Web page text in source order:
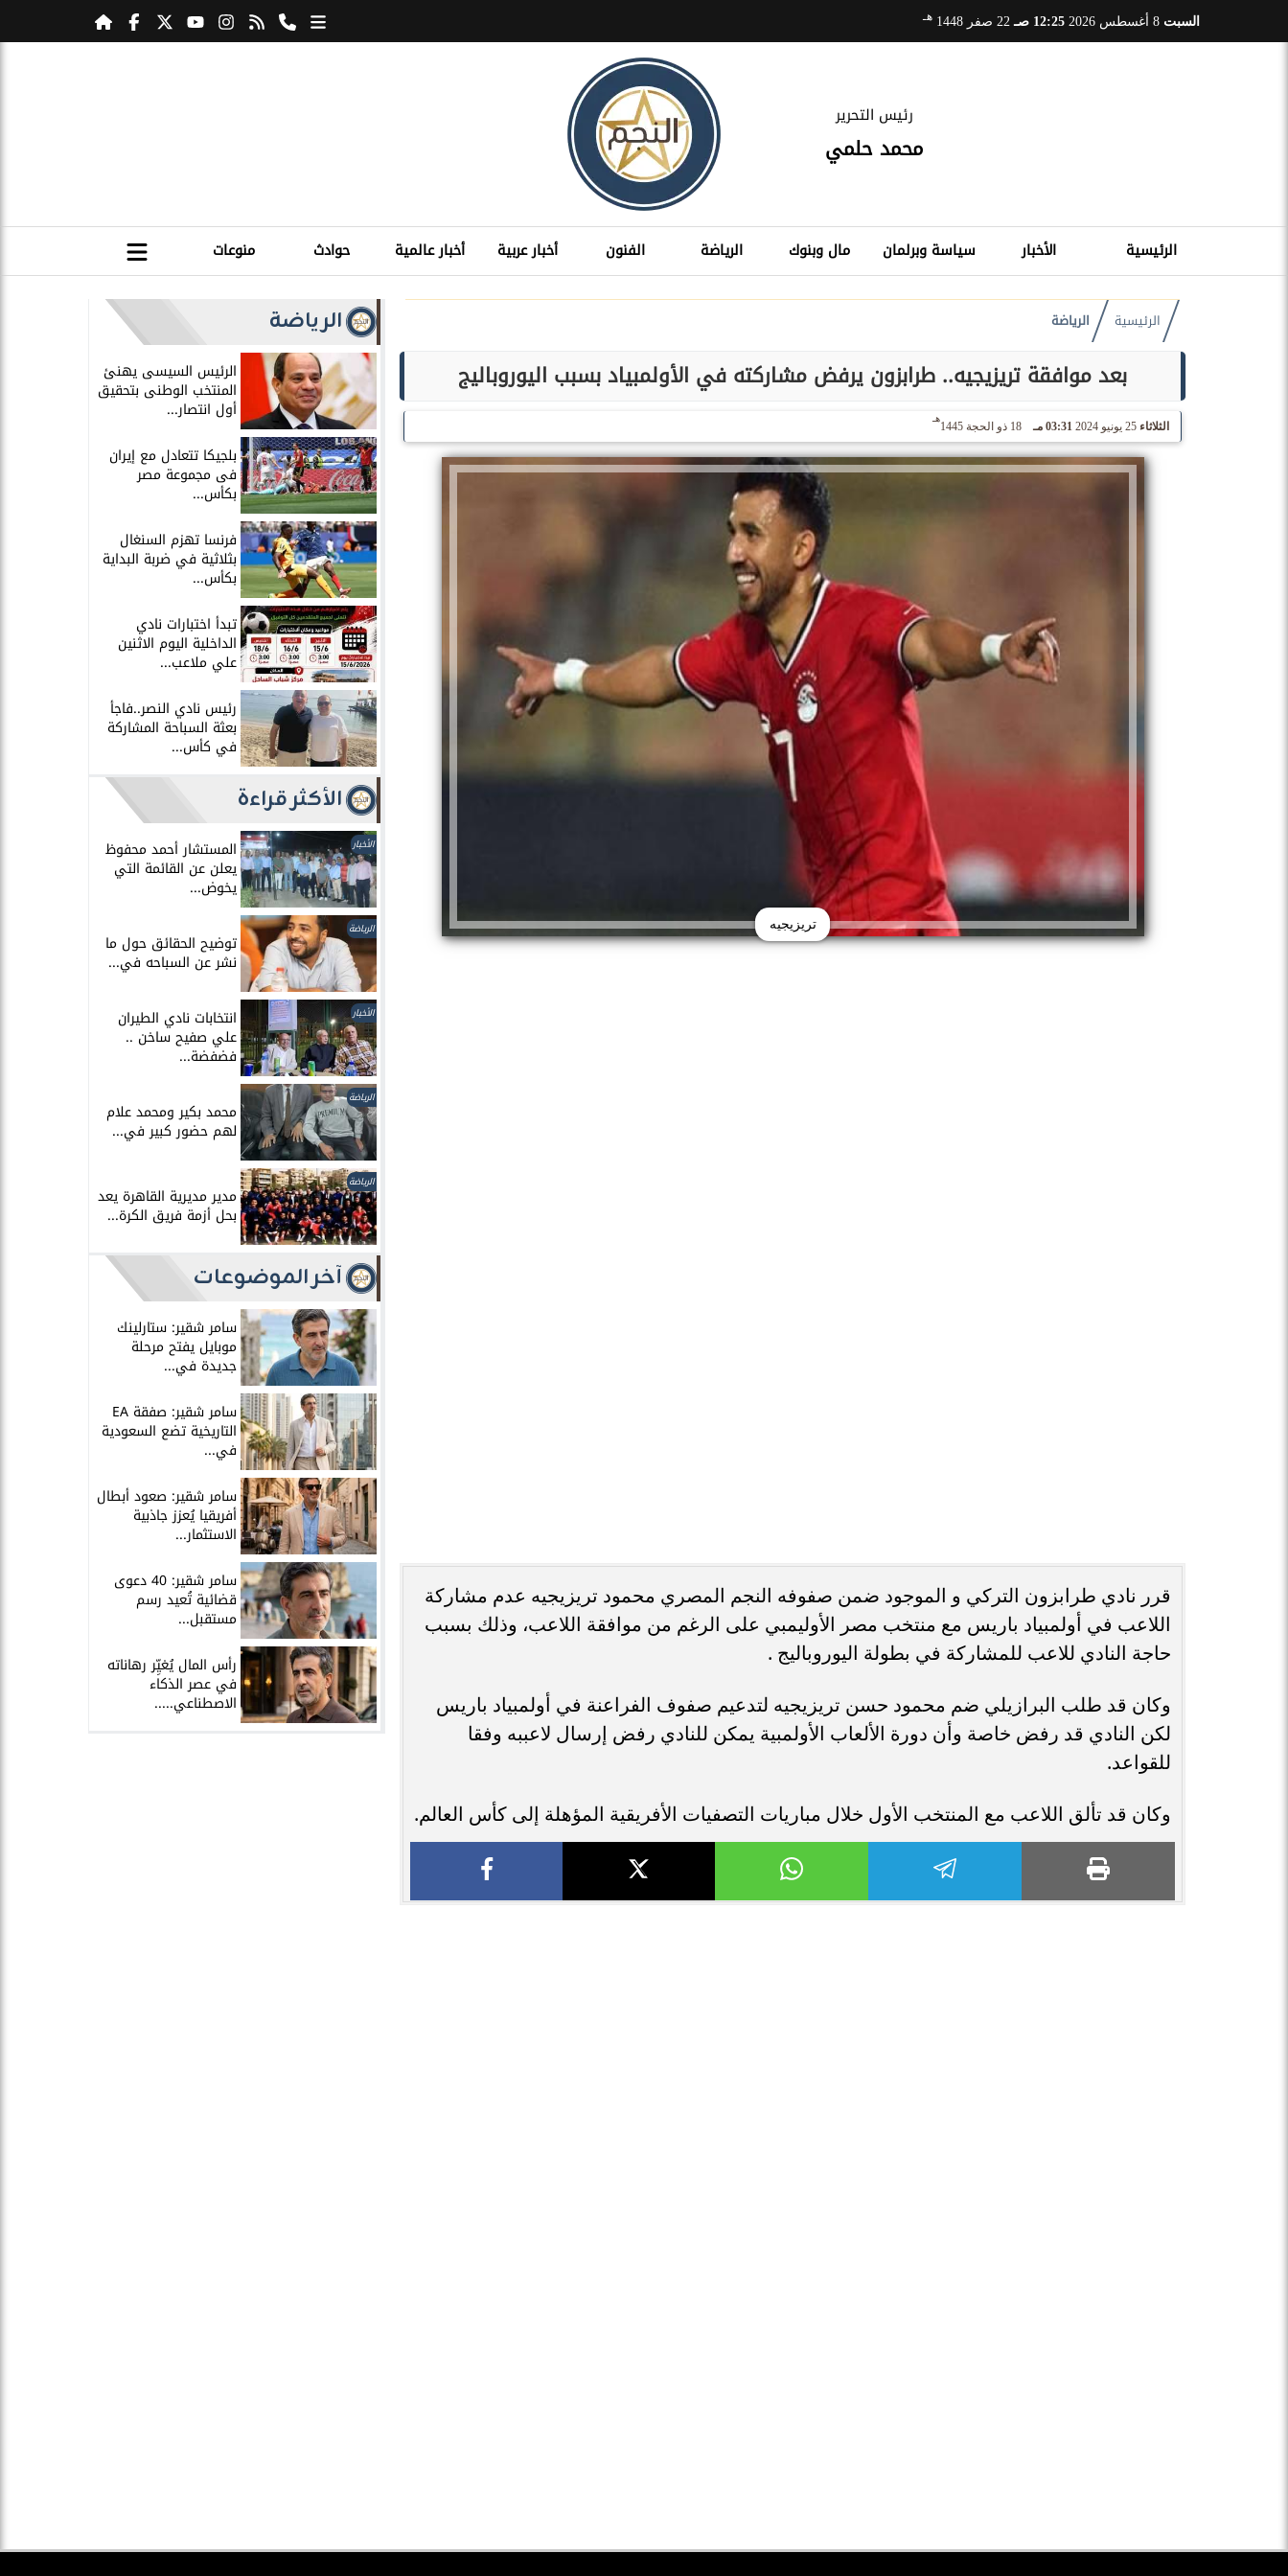
السبت 12:25 صـ 22 صفر 1448 هـ
رئيس التحرير
محمد حلمي
الرئيسية الأخبار سياسة وبرلمان مال وبنوك الرياضة الفنون أخبار عربية أخبار عالمية حوادث منوعات
الرئيسية الرياضة
بعد موافقة تريزيجيه.. طرابزون يرفض مشاركته في الأولمبياد بسبب اليوروباليج
الثلاثاء 25 يونيو 2024 03:31 مـ 18 ذو الحجة 1445
هـ
تريزيجيه
الرياضة
الرئيس السيسى يهنئ
المنتخب الوطنى بتحقيق
أول انتصار...
بلجيكا تتعادل مع إيران
فى مجموعة مصر
بكأس...
فرنسا تهزم السنغال
بثلاثية في ضربة البداية
بكأس...
تبدأ اختبارات نادي
الداخلية اليوم الاثنين
علي ملاعب...
رئيس نادي النصر..فاجأ
بعثة السباحة المشاركة
في كأس...
الأكثر قراءة
الأخبار المستشار أحمد محفوظ
يعلن عن القائمة التي
يخوض...
الرياضة
توضيح الحقائق حول ما
نشر عن السباحه في...
الأخبار انتخابات نادي الطيران
علي صفيح ساخن ..
فضفضة...
الرياضة
محمد بكير ومحمد علام
لهم حضور كبير في...
الرياضة
مدير مديرية القاهرة يعد
بحل أزمة فريق الكرة...
آخر الموضوعات
سامر شقير: ستارلينك
موبايل يفتح مرحلة
جديدة في...
سامر شقير: صفقة EA
التاريخية تضع السعودية
في...
سامر شقير: صعود أبطال
أفريقيا يُعزز جاذبية
الاستثمار...
سامر شقير: 40 دعوى
قضائية تُعيد رسم
مستقبل...
رأس المال يُغيِّر رهاناته
في عصر الذكاء
الاصطناعي.....
أخبار عالمية منوعات